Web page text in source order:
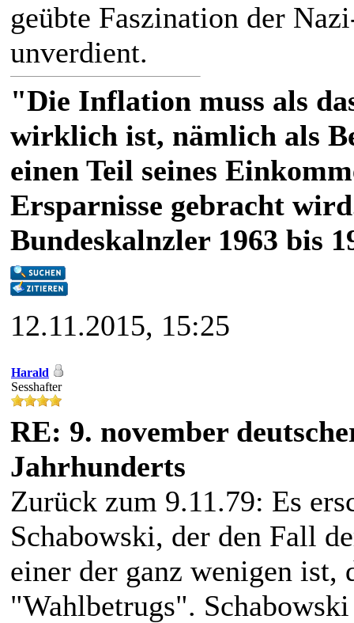
geübte Faszination der
unverdient.
"Die Inflation muss als
wirklich ist, nämlich als
einen Teil seines
Ersparnisse gebracht
Bundeskalnzler 1963 bis
12.11.2015, 15:25
Harald
Sesshafter
RE: 9. november
Jahrhunderts
Zurück zum 9.11.79: Es
Schabowski, der den Fall
einer der ganz wenigen ist,
"Wahlbetrugs".